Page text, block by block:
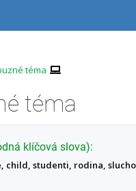
téma
téma
klíčová slova):
studenti, rodina,